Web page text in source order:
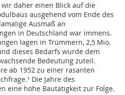
daher einen Blick auf die
ausgehend vom Ende des
Ausmaß an
in Deutschland war immens.
lagen in Trümmern, 2,5 Mio.
dieses Bedarfs wurde dem
Bedeutung zuteil.
ab 1952 zu einer rasanten
Die Jahre des
eine höhe Bautätigkeit zur Folge.